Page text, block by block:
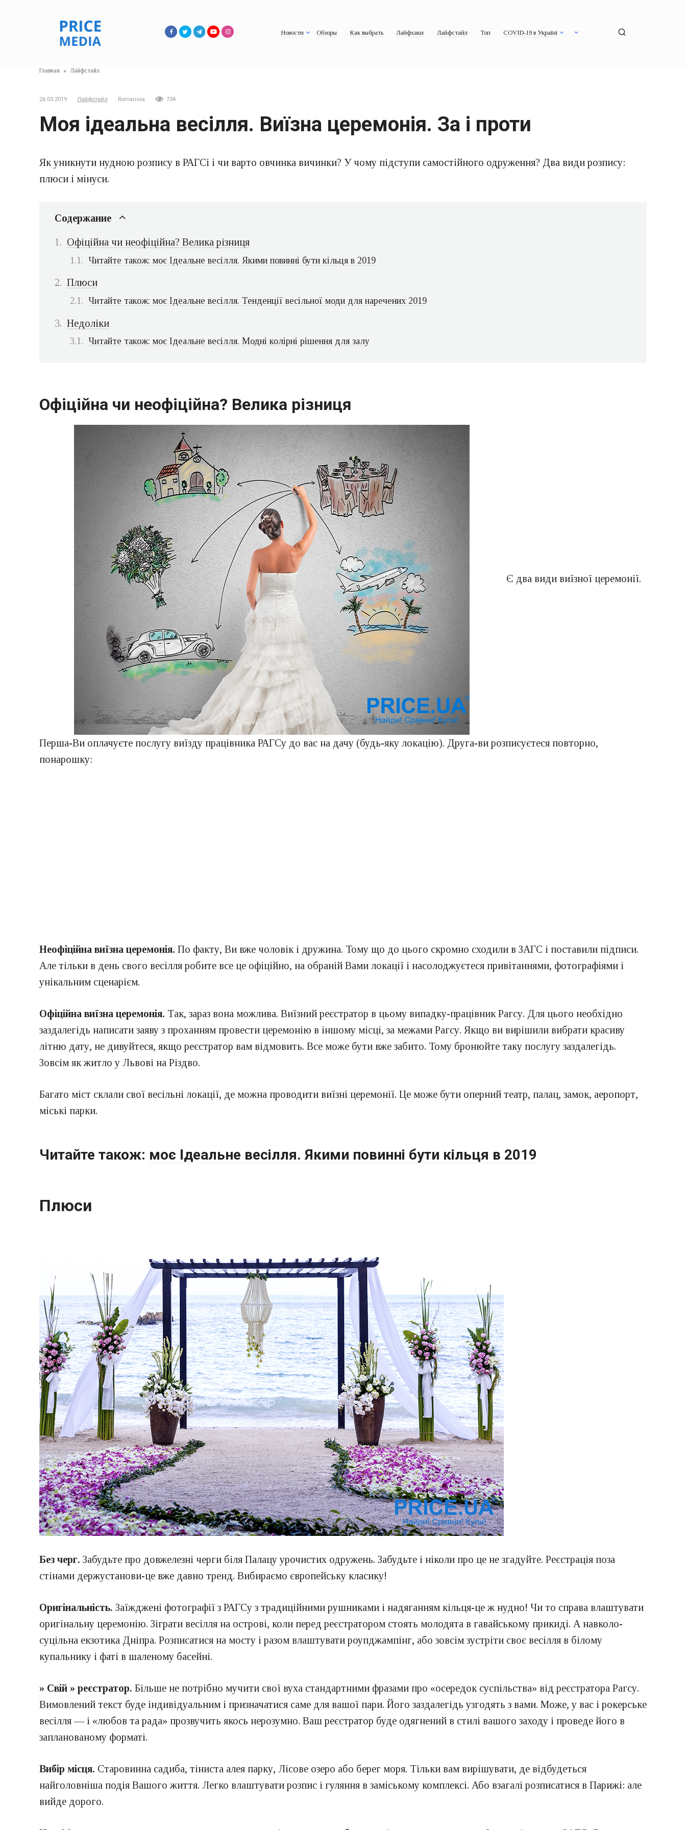
Новости Обзоры Как выбрать Лайфхаки Лайфстайл Топ COVID-19 в Україні
Главная » Лайфстайл
26.03.2019 Лайфстайл Romanova 734
Моя ідеальна весілля. Виїзна церемонія. За і проти
Як уникнути нудною розпису в РАГСі і чи варто овчинка вичинки? У чому підступи самостійного одруження? Два види розпису:
плюси і мінуси.
Содержание
Офіційна чи неофіційна? Велика різниця
Читайте також: моє Ідеальне весілля. Якими повинні бути кільця в 2019
Плюси
Читайте також: моє Ідеальне весілля. Тенденції весільної моди для наречених 2019
Недоліки
Читайте також: моє Ідеальне весілля. Модні колірні рішення для залу
Офіційна чи неофіційна? Велика різниця
Є два види виїзної церемонії.
Перша-Ви оплачуєте послугу виїзду працівника РАГСу до вас на дачу (будь-яку локацію). Друга-ви розписуєтеся повторно,
понарошку:
Неофіційна виїзна церемонія. По факту, Ви вже чоловік і дружина. Тому що до цього скромно сходили в ЗАГС і поставили підписи.
Але тільки в день свого весілля робите все це офіційно, на обраній Вами локації і насолоджуєтеся привітаннями, фотографіями і
унікальним сценарієм.
Офіційна виїзна церемонія. Так, зараз вона можлива. Виїзний реєстратор в цьому випадку-працівник Рагсу. Для цього необхідно
заздалегідь написати заяву з проханням провести церемонію в іншому місці, за межами Рагсу. Якщо ви вирішили вибрати красиву
літню дату, не дивуйтеся, якщо реєстратор вам відмовить. Все може бути вже забито. Тому бронюйте таку послугу заздалегідь.
Зовсім як житло у Львові на Різдво.
Багато міст склали свої весільні локації, де можна проводити виїзні церемонії. Це може бути оперний театр, палац, замок, аеропорт,
міські парки.
Читайте також: моє Ідеальне весілля. Якими повинні бути кільця в 2019
Плюси
Без черг. Забудьте про довжелезні черги біля Палацу урочистих одружень. Забудьте і ніколи про це не згадуйте. Реєстрація поза
стінами держустанови-це вже давно тренд. Вибираємо європейську класику!
Оригінальність. Заїжджені фотографії з РАГСу з традиційними рушниками і надяганням кільця-це ж нудно! Чи то справа влаштувати
оригінальну церемонію. Зіграти весілля на острові, коли перед реєстратором стоять молодята в гавайському прикиді. А навколо-
суцільна екзотика Дніпра. Розписатися на мосту і разом влаштувати роупджампінг, або зовсім зустріти своє весілля в білому
купальнику і фаті в шаленому басейні.
» Свій » реєстратор. Більше не потрібно мучити свої вуха стандартними фразами про «осередок суспільства» від реєстратора Рагсу.
Вимовлений текст буде індивідуальним і призначатися саме для вашої пари. Його заздалегідь узгодять з вами. Може, у вас і рокерське
весілля — і «любов та рада» прозвучить якось нерозумно. Ваш реєстратор буде одягнений в стилі вашого заходу і проведе його в
запланованому форматі.
Вибір місця. Старовинна садиба, тіниста алея парку, Лісове озеро або берег моря. Тільки вам вирішувати, де відбудеться
найголовніша подія Вашого життя. Легко влаштувати розпис і гуляння в заміському комплексі. Або взагалі розписатися в Парижі: але
вийде дорого.